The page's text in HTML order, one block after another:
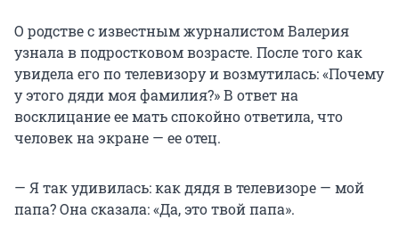
О родстве с известным журналистом Валерия
узнала в подростковом возрасте. После того как
увидела его по телевизору и возмутилась: «Почему
у этого дяди моя фамилия?» В ответ на
восклицание ее мать спокойно ответила, что
человек на экране — ее отец.
— Я так удивилась: как дядя в телевизоре — мой
папа? Она сказала: «Да, это твой папа».